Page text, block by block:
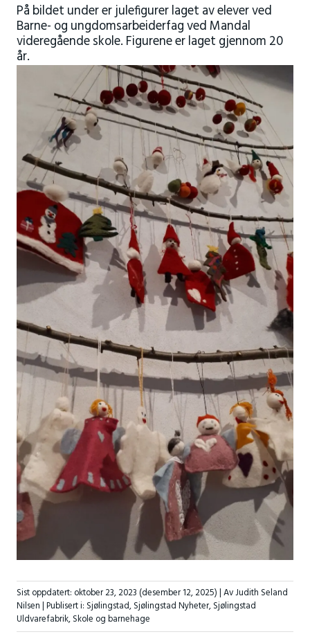
På bildet under er julefigurer laget av elever ved
Barne- og ungdomsarbeiderfag ved Mandal
videregående skole. Figurene er laget gjennom 20
år.
Sist oppdatert: oktober 23, 2023 (desember 12, 2025)| Av Judith Seland
Nilsen |Publisert i: Sjølingstad,Sjølingstad Nyheter,Sjølingstad
Uldvarefabrik,Skole og barnehage